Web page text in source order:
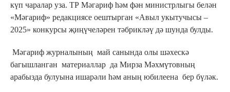
күп чаралар уза. ТР Мәгариф һәм фән министрлыгы белән
«Мәгариф» редакциясе оештырган «Авыл укытучысы –
2025» конкурсы җиңүчеләрен тәбрикләү дә шунда булды.
Мәгариф журналының май санында олы шәхескә
багышланган материаллар да Мирза Мәхмүтовның
арабызда булуына ишарәли һәм аның юбилеена бер бүләк.